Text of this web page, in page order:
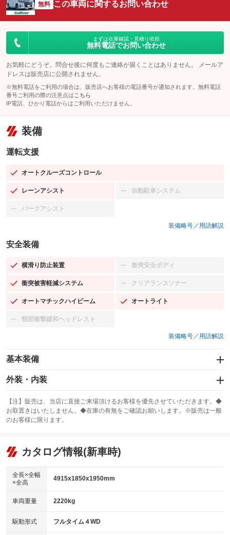
無料 この車両に関するお問い合わせ
まずは在庫確認・見積り依頼
無料電話でお問い合わせ
お気軽にどうぞ。問合せ後に何度もご連絡が届くことはありません。 メールア
ドレスは販売店に公開されません。
※無料電話をご利用の場合は、販売店へお客様の電話番号が通知されます。無料電話
番号ご利用の際の注意点は こちら
IP電話、ひかり電話からはご利用いただけません。
装備
運転支援
オートクルーズコントロール
：装備あり
レーンアシスト
：装備あり 自動駐車システム
：装備なし
パークアシスト
：装備なし
装備略号／用語解説
安全装備
横滑り防止装置
：装備あり 衝突安全ボディ
：装備なし
衝突被害軽減システム
：装備あり クリアランスソナー
：装備なし
オートマチックハイビーム
：装備あり オートライト
：装備あり
頸部衝撃緩和ヘッドレスト
：装備なし
装備略号／用語解説
基本装備
エアバッグ：運転席/助手席
：装備あり
：装備あり
サンルーフ
：装備あり ABS
リフトアップ
：装備なし
：装備なし
パワーウィンドウ
アイドリングストップ
：装備あり
USB入力端子
：装備あり
外装・内装
カーナビ：SDナビ
：装備あり
TV：フルセグ
：装備あり
ビジュアル：-／DVD再生
：装備あり
アルミホイール：17インチ
：装備あり
HID(キセノンライト)
【注】販売は、当店に直接ご来場頂けるお客様を優先させていただきます。◆
お取置きはいたしません。◆在庫の有無をご確認お願いします。※販売は一般
のお客様に限ります。
カタログ情報(新車時)
全長×全幅
×全高
4915x1850x1950mm
車両重量 2220kg
駆動形式 フルタイム４WD